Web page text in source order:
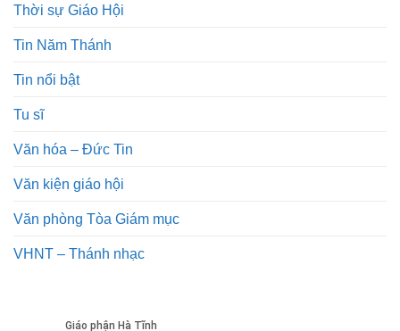
Thời sự Giáo Hội
Tin Năm Thánh
Tin nổi bật
Tu sĩ
Văn hóa – Đức Tin
Văn kiện giáo hội
Văn phòng Tòa Giám mục
VHNT – Thánh nhạc